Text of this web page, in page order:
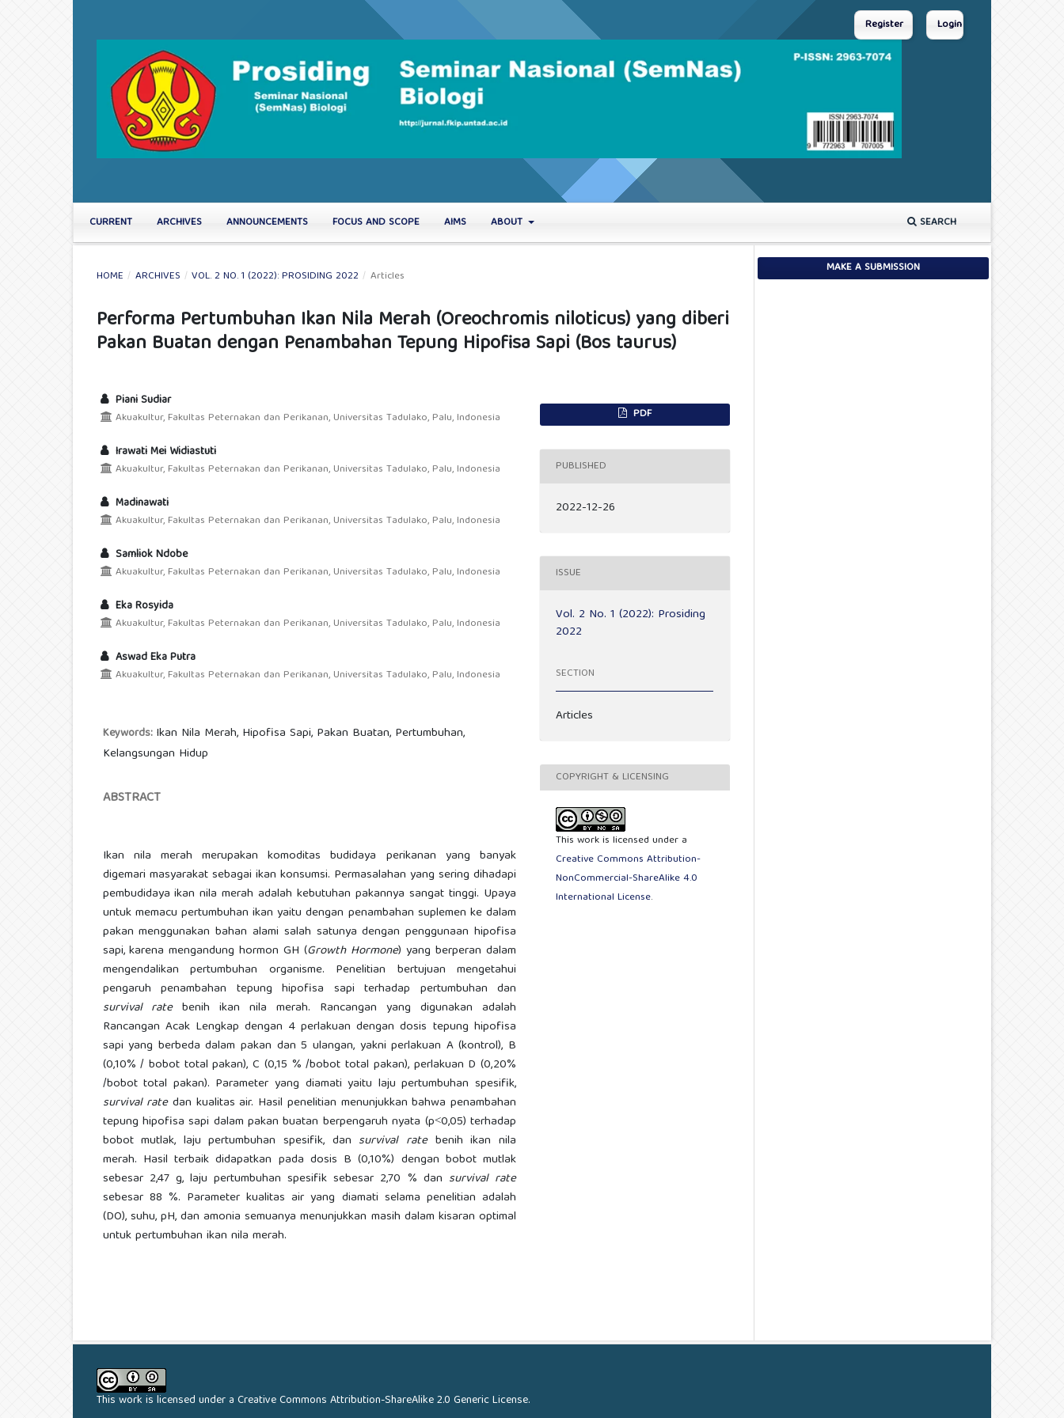
CURRENT ARCHIVES ANNOUNCEMENTS FOCUS AND SCOPE AIMS ABOUT SEARCH
Register Login
HOME / ARCHIVES / VOL. 2 NO. 1 (2022): PROSIDING 2022 / Articles
Performa Pertumbuhan Ikan Nila Merah (Oreochromis niloticus) yang diberi
Pakan Buatan dengan Penambahan Tepung Hipofisa Sapi (Bos taurus)
Piani Sudiar
Akuakultur, Fakultas Peternakan dan Perikanan, Universitas Tadulako, Palu, Indonesia
Irawati Mei Widiastuti
Akuakultur, Fakultas Peternakan dan Perikanan, Universitas Tadulako, Palu, Indonesia
Madinawati
Akuakultur, Fakultas Peternakan dan Perikanan, Universitas Tadulako, Palu, Indonesia
Samliok Ndobe
Akuakultur, Fakultas Peternakan dan Perikanan, Universitas Tadulako, Palu, Indonesia
Eka Rosyida
Akuakultur, Fakultas Peternakan dan Perikanan, Universitas Tadulako, Palu, Indonesia
Aswad Eka Putra
Akuakultur, Fakultas Peternakan dan Perikanan, Universitas Tadulako, Palu, Indonesia
Keywords: Ikan Nila Merah, Hipofisa Sapi, Pakan Buatan, Pertumbuhan,
Kelangsungan Hidup
ABSTRACT
Ikan nila merah merupakan komoditas budidaya perikanan yang banyak
digemari masyarakat sebagai ikan konsumsi. Permasalahan yang sering dihadapi
pembudidaya ikan nila merah adalah kebutuhan pakannya sangat tinggi. Upaya
untuk memacu pertumbuhan ikan yaitu dengan penambahan suplemen ke dalam
pakan menggunakan bahan alami salah satunya dengan penggunaan hipofisa
sapi, karena mengandung hormon GH (Growth Hormone) yang berperan dalam
mengendalikan pertumbuhan organisme. Penelitian bertujuan mengetahui
pengaruh penambahan tepung hipofisa sapi terhadap pertumbuhan dan
survival ratebenih ikan nila merah. Rancangan yang digunakan adalah
Rancangan Acak Lengkap dengan 4 perlakuan dengan dosis tepung hipofisa
sapi yang berbeda dalam pakan dan 5 ulangan, yakni perlakuan A (kontrol), B
(0,10% / bobot total pakan), C (0,15 % /bobot total pakan), perlakuan D (0,20%
/bobot total pakan). Parameter yang diamati yaitu laju pertumbuhan spesifik,
survival ratedan kualitas air. Hasil penelitian menunjukkan bahwa penambahan
tepung hipofisa sapi dalam pakan buatan berpengaruh nyata (p˂0,05) terhadap
bobot mutlak, laju pertumbuhan spesifik, dan survival ratebenih ikan nila
merah. Hasil terbaik didapatkan pada dosis B (0,10%) dengan bobot mutlak
sebesar 2,47 g, laju pertumbuhan spesifik sebesar 2,70 % dan survival rate
sebesar 88 %. Parameter kualitas air yang diamati selama penelitian adalah
(DO), suhu, pH, dan amonia semuanya menunjukkan masih dalam kisaran optimal
untuk pertumbuhan ikan nila merah.
PDF
PUBLISHED
2022-12-26
ISSUE
Vol. 2 No. 1 (2022): Prosiding
2022
SECTION
Articles
COPYRIGHT & LICENSING
This work is licensed under a
Creative Commons Attribution-
NonCommercial-ShareAlike 4.0
International License.
MAKE A SUBMISSION
This work is licensed under a Creative Commons Attribution-ShareAlike 2.0 Generic License.